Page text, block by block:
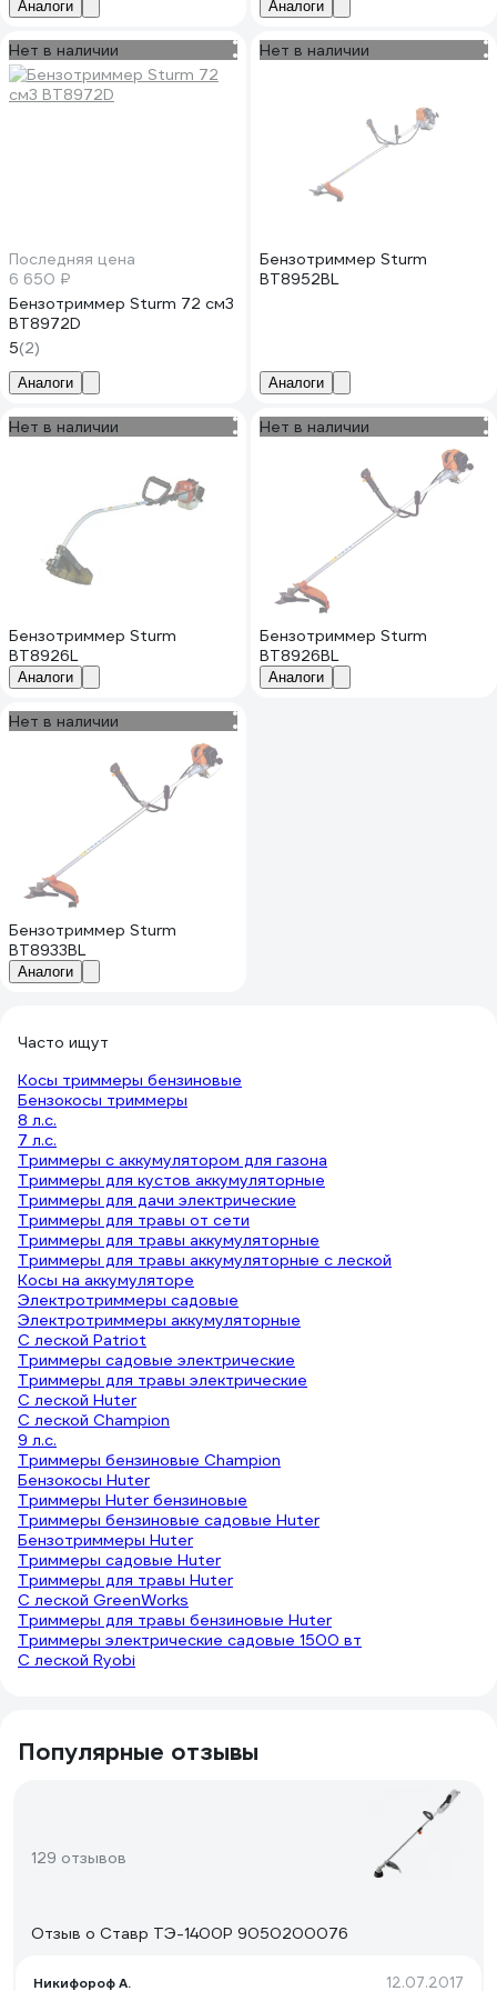
Аналоги Аналоги
Нет в наличии
Последняя цена
6 650 ₽
Бензотриммер Sturm 72 см3
BT8972D
5(2)
Аналоги
Нет в наличии
Бензотриммер Sturm
BT8952BL
Аналоги
Нет в наличии
Бензотриммер Sturm
BT8926L
Аналоги
Нет в наличии
Бензотриммер Sturm
BT8926BL
Аналоги
Нет в наличии
Бензотриммер Sturm
BT8933BL
Аналоги
Часто ищут
Косы триммеры бензиновые
Бензокосы триммеры
8 л.с.
7 л.с.
Триммеры с аккумулятором для газона
Триммеры для кустов аккумуляторные
Триммеры для дачи электрические
Триммеры для травы от сети
Триммеры для травы аккумуляторные
Триммеры для травы аккумуляторные с леской
Косы на аккумуляторе
Электротриммеры садовые
Электротриммеры аккумуляторные
С леской Patriot
Триммеры садовые электрические
Триммеры для травы электрические
С леской Huter
С леской Champion
9 л.с.
Триммеры бензиновые Champion
Бензокосы Huter
Триммеры Huter бензиновые
Триммеры бензиновые садовые Huter
Бензотриммеры Huter
Триммеры садовые Huter
Триммеры для травы Huter
С леской GreenWorks
Триммеры для травы бензиновые Huter
Триммеры электрические садовые 1500 вт
С леской Ryobi
Популярные отзывы
129 отзывов
Отзыв о Ставр ТЭ-1400Р 9050200076
Никифороф А. 12.07.2017